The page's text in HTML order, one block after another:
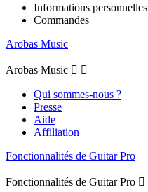
Informations personnelles
Commandes
Arobas Music
Arobas Music  
Qui sommes-nous ?
Presse
Aide
Affiliation
Fonctionnalités de Guitar Pro
Fonctionnalités de Guitar Pro 